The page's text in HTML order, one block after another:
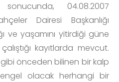
sonucunda, 04.08.2007
Dairesi Başkanlığı
ve yaşamını yitirdiği güne
kayıtlarda mevcut.
önceden bilinen bir kalp
engel olacak herhangi bir